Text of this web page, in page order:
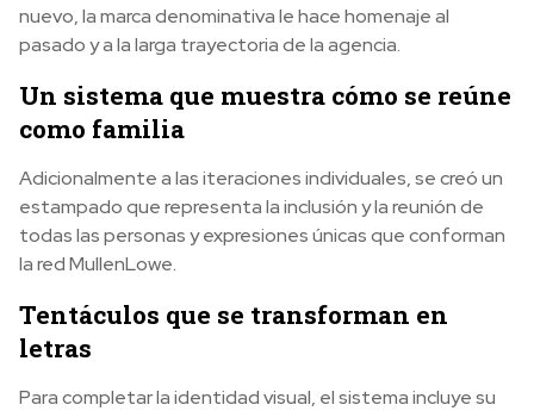
nuevo, la marca denominativa le hace homenaje al
pasado y a la larga trayectoria de la agencia.
Un sistema que muestra cómo se reúne
como familia
Adicionalmente a las iteraciones individuales, se creó un
estampado que representa la inclusión y la reunión de
todas las personas y expresiones únicas que conforman
la red MullenLowe.
Tentáculos que se transforman en
letras
Para completar la identidad visual, el sistema incluye su